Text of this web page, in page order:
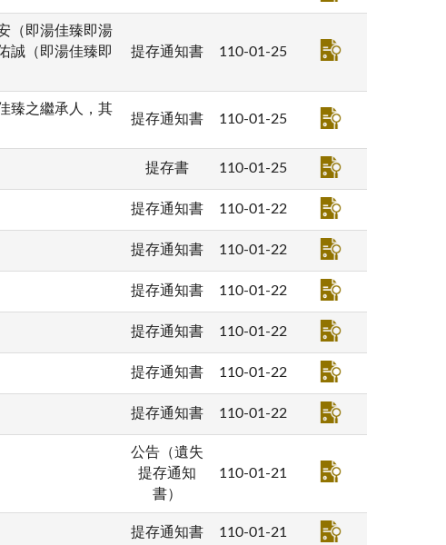
（即湯佳臻即湯
誠（即湯佳臻即
提存通知書 110-01-25
臻之繼承人，其
提存通知書 110-01-25
提存書 110-01-25
提存通知書 110-01-22
提存通知書 110-01-22
提存通知書 110-01-22
提存通知書 110-01-22
提存通知書 110-01-22
提存通知書 110-01-22
公告（遺失
提存通知
書）
110-01-21
提存通知書 110-01-21